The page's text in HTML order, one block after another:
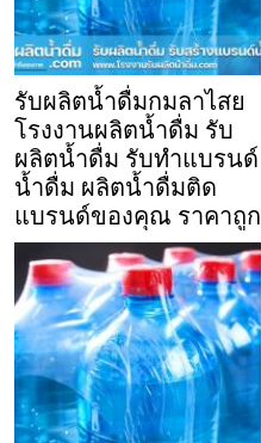
รับผลิตน้ำดื่มกมลาไสย
โรงงานผลิตน้ำดื่ม รับ
ผลิตน้ำดื่ม รับทำแบรนด์
น้ำดื่ม ผลิตน้ำดื่มติด
แบรนด์ของคุณ ราคาถูก